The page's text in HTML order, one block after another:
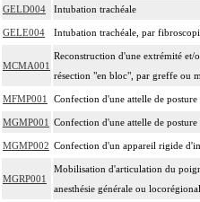
GELD004 Intubation trachéale
GELE004 Intubation trachéale, par
MCMA001
Reconstruction d'une extrémité et/
résection "en bloc", par greffe ou
MFMP001 Confection d'une attelle de
MGMP001 Confection d'une attelle de
MGMP002 Confection d'un appareil rigide
MGRP001
Mobilisation d'articulation du
anesthésie générale ou